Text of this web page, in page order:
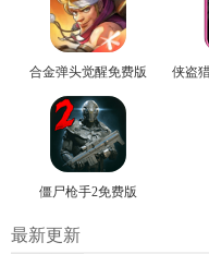
合金弹头觉醒免费版
僵尸枪手2免费版
最新更新